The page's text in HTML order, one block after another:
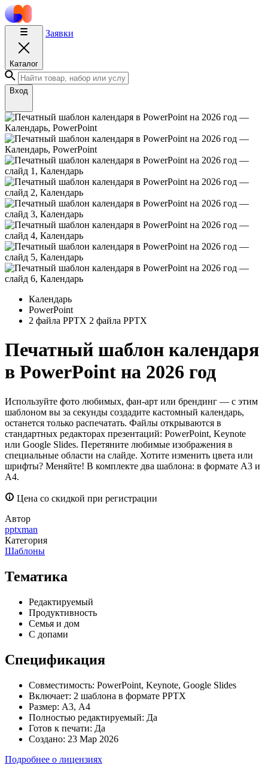
Каталог
Заявки
Вход
Календарь
PowerPoint
2 файла PPTX 2 файла PPTX
Печатный шаблон календаря
в PowerPoint на 2026 год
Используйте фото любимых, фан-арт или брендинг — с этим
шаблоном вы за секунды создадите кастомный календарь,
останется только распечатать. Файлы открываются в
стандартных редакторах презентаций: PowerPoint, Keynote
или Google Slides. Перетяните любимые изображения в
специальные области на слайде. Хотите изменить цвета или
шрифты? Меняйте! В комплекте два шаблона: в формате А3 и
А4.
Цена со скидкой при регистрации
Автор
pptxman
Категория
Шаблоны
Тематика
Редактируемый
Продуктивность
Семья и дом
С допами
Спецификация
Совместимость: PowerPoint, Keynote, Google Slides
Включает: 2 шаблона в формате PPTX
Размер: А3, А4
Полностью редактируемый: Да
Готов к печати: Да
Создано: 23 Мар 2026
Подробнее о лицензиях